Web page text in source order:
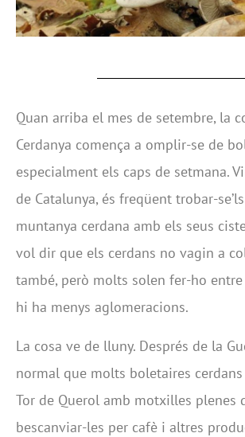
Quan arriba el mes de setembre, la
Cerdanya comença a omplir-se de
especialment els caps de setmana.
de Catalunya, és freqüent trobar-
muntanya cerdana amb els seus
vol dir que els cerdans no vagin a
també, però molts solen fer-ho
hi ha menys aglomeracions.
La cosa ve de lluny. Després de la
normal que molts boletaires
Tor de Querol amb motxilles plenes
bescanviar-les per cafè i altres